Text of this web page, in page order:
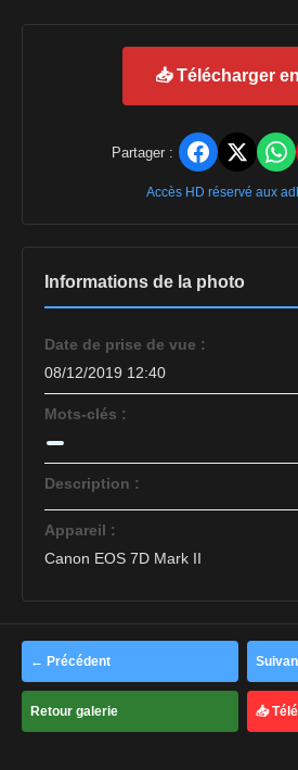
📥 Télécharger
Partager :
Accès HD réservé aux
Informations de la photo
Date de prise de vue :
08/12/2019 12:40
Mots-clés :
Description :
Appareil :
Canon EOS 7D Mark II
← Précédent
Retour galerie 📥